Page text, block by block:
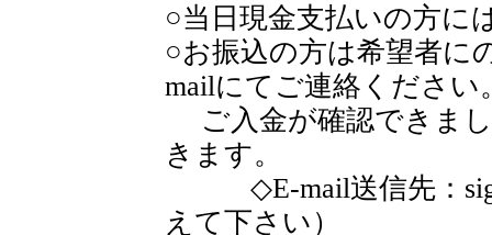
○当日現金支払いの方に
○お振込の方は希望者に
mailにてご連絡ください
ご入金が確認できま
きます。
◇E-mail送信先：
えて下さい）